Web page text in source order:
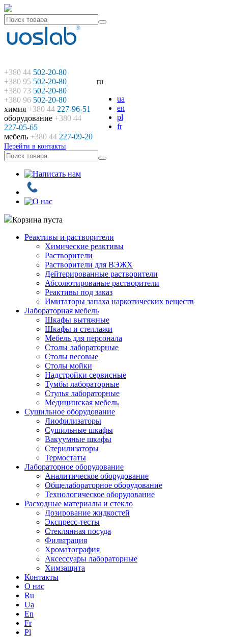
ru
ua
en
pl
fr
+380 44 502-20-80
+380 95 502-20-80
+380 73 502-20-80
+380 96 502-20-80
химия +380 44 227-96-51
оборудование +380 44
227-05-65
мебель +380 44 227-09-20
Перейти в контакты
Корзина пуста
Реактивы и растворители
Химические реактивы
Растворители
Растворители для ВЭЖХ
Дейтерированные растворители
Абсолютированые растворители
Реактивы под заказ
Имитаторы запаха наркотических веществ
Лабораторная мебель
Шкафы вытяжные
Шкафы и стеллажи
Мебель для персонала
Столы лабораторные
Столы весовые
Столы мойки
Надстройки сервисные
Тумбы лабораторные
Стулья лабораторные
Медицинская мебель
Сушильное оборудование
Лиофилизаторы
Сушильные шкафы
Вакуумные шкафы
Стерилизаторы
Термостаты
Лабораторное оборудование
Аналитическое оборудование
Общелабораторное оборудование
Технологическое оборудование
Расходные материалы и стекло
Дозирование жидкостей
Экспресс-тесты
Стеклянная посуда
Фильтрация
Хроматография
Аксессуары лабораторные
Химзащита
Контакты
О нас
Ru
Ua
En
Fr
Pl